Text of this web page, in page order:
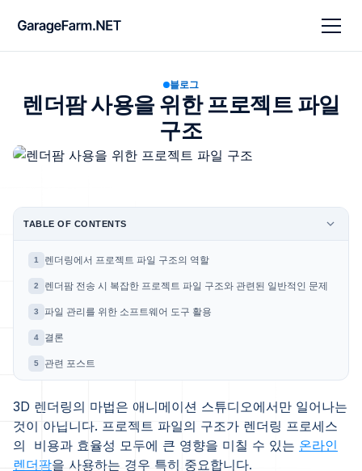
블로그
렌더팜 사용을 위한 프로젝트 파일
구조
3D 렌더링의 마법은 애니메이션 스튜디오에서만 일어나는
것이 아닙니다. 프로젝트 파일의 구조가 렌더링 프로세스
의 비용과 효율성 모두에 큰 영향을 미칠 수 있는 온라인
렌더팜을 사용하는 경우 특히 중요합니다.
TABLE OF CONTENTS
1 렌더링에서 프로젝트 파일 구조의 역할
2 렌더팜 전송 시 복잡한 프로젝트 파일 구조와 관련된 일반적인 문제
3 파일 관리를 위한 소프트웨어 도구 활용
4 결론
5 관련 포스트